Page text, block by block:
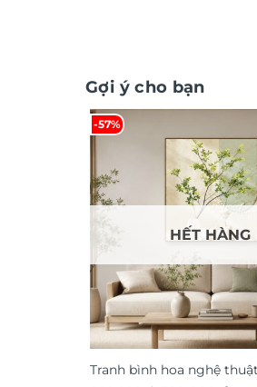
Gợi ý cho bạn
-57%
HẾT HÀNG
Tranh bình hoa nghệ